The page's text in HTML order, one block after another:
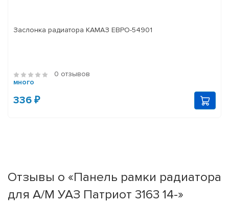
Заслонка радиатора КАМАЗ ЕВРО-54901
0 отзывов
много
336 ₽
Отзывы о «Панель рамки радиатора
для А/М УАЗ Патриот 3163 14-»